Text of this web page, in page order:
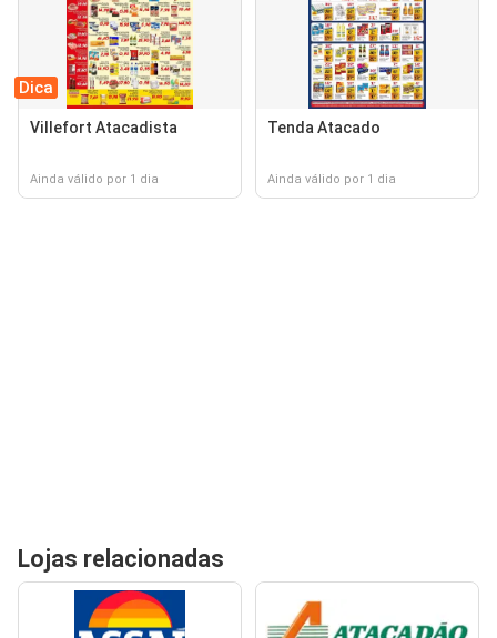
Dica
Villefort Atacadista
Ainda válido por 1 dia
Tenda Atacado
Ainda válido por 1 dia
Lojas relacionadas